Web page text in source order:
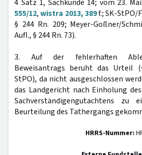
4 Satz 1, Sachkunde 14; vom 23.
555/12,wistra 2013, 389f.; SK-StPO/
§ 244 Rn. 209; Meyer-Goßner/
Aufl., § 244 Rn. 73).
3. Auf der fehlerhaften
Beweisantrags beruht das Urteil
StPO), da nicht ausgeschlossen
das Landgericht nach Einholung
Sachverständigengutachtens zu
Beurteilung des Tathergangs
HRRS-Nummer: